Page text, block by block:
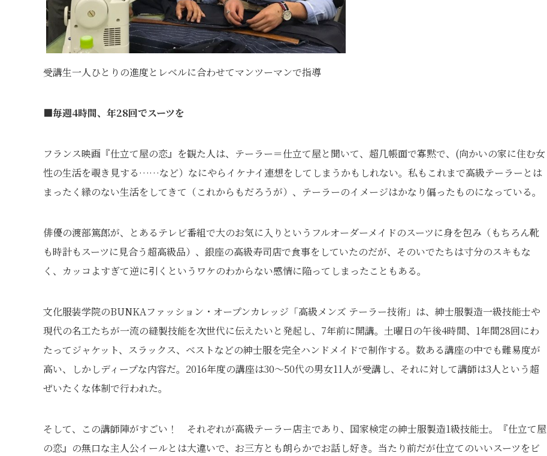
受講生一人ひとりの進度とレベルに合わせてマンツーマンで指導
■毎週4時間、年28回でスーツを
フランス映画『仕立て屋の恋』を観た人は、テーラー＝仕立て屋と聞いて、超几帳面で寡黙で、(向かいの家に住む女
性の生活を覗き見する……など）なにやらイケナイ連想をしてしまうかもしれない。私もこれまで高級テーラーとは
まったく縁のない生活をしてきて（これからもだろうが）、テーラーのイメージはかなり偏ったものになっている。
俳優の渡部篤郎が、とあるテレビ番組で大のお気に入りというフルオーダーメイドのスーツに身を包み（もちろん靴
も時計もスーツに見合う超高級品）、銀座の高級寿司店で食事をしていたのだが、そのいでたちは寸分のスキもな
く、カッコよすぎて逆に引くというワケのわからない感情に陥ってしまったこともある。
文化服装学院のBUNKAファッション・オープンカレッジ「高級メンズ テーラー技術」は、紳士服製造一級技能士や
現代の名工たちが一流の縫製技能を次世代に伝えたいと発起し、7年前に開講。土曜日の午後4時間、1年間28回にわ
たってジャケット、スラックス、ベストなどの紳士服を完全ハンドメイドで制作する。数ある講座の中でも難易度が
高い、しかしディープな内容だ。2016年度の講座は30～50代の男女11人が受講し、それに対して講師は3人という超
ぜいたくな体制で行われた。
そして、この講師陣がすごい！ それぞれが高級テーラー店主であり、国家検定の紳士服製造1級技能士。『仕立て屋
の恋』の無口な主人公イールとは大違いで、お三方とも朗らかでお話し好き。当たり前だが仕立てのいいスーツをビ